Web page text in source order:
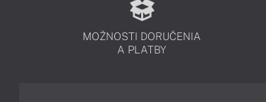
MOŽNOSTI DORUČENIA
A PLATBY